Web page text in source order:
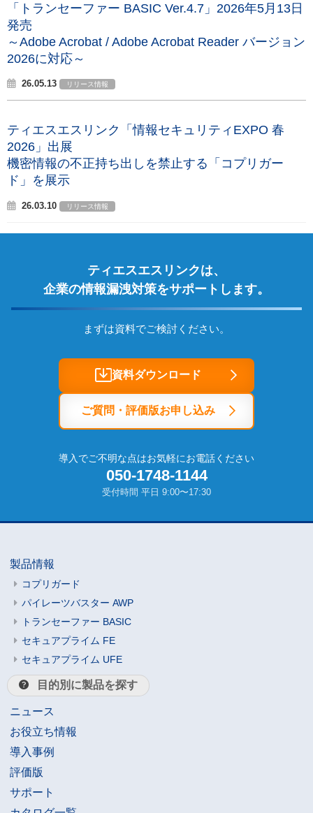
「トランセーファー BASIC Ver.4.7」2026年5月13日
発売
～Adobe Acrobat / Adobe Acrobat Reader バージョン
2026に対応～
26.05.13 リリース情報
ティエスエスリンク「情報セキュリティEXPO 春
2026」出展
機密情報の不正持ち出しを禁止する「コプリガー
ド」を展示
26.03.10 リリース情報
ティエスエスリンクは、
企業の情報漏洩対策をサポートします。
まずは資料でご検討ください。
資料ダウンロード
ご質問・評価版お申し込み
導入でご不明な点はお気軽にお電話ください
050-1748-1144
受付時間 平日 9:00〜17:30
製品情報
コプリガード
パイレーツバスター AWP
トランセーファー BASIC
セキュアプライム FE
セキュアプライム UFE
目的別に製品を探す
ニュース
お役立ち情報
導入事例
評価版
サポート